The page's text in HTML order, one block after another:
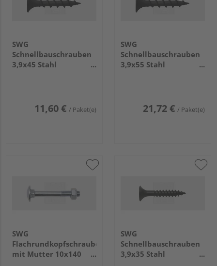
SWG
Schnellbauschrauben
3,9x45 Stahl
11,60 € / Paket(e)
SWG
Schnellbauschrauben
3,9x55 Stahl
21,72 € / Paket(e)
SWG
Flachrundkopfschrauben
mit Mutter 10x140
SWG
Schnellbauschrauben
3,9x35 Stahl